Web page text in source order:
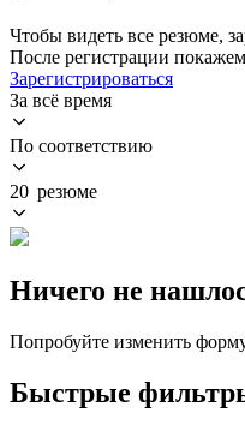
Чтобы видеть все резюме,
После регистрации
Зарегистрироваться
За всё время
По соответствию
20 резюме
Ничего не
Попробуйте изменить
Быстрые